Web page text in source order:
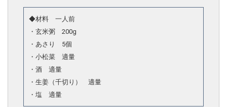
◆材料 一人前
・玄米粥 200g
・あさり 5個
・小松菜 適量
・酒 適量
・生姜（千切り） 適量
・塩 適量